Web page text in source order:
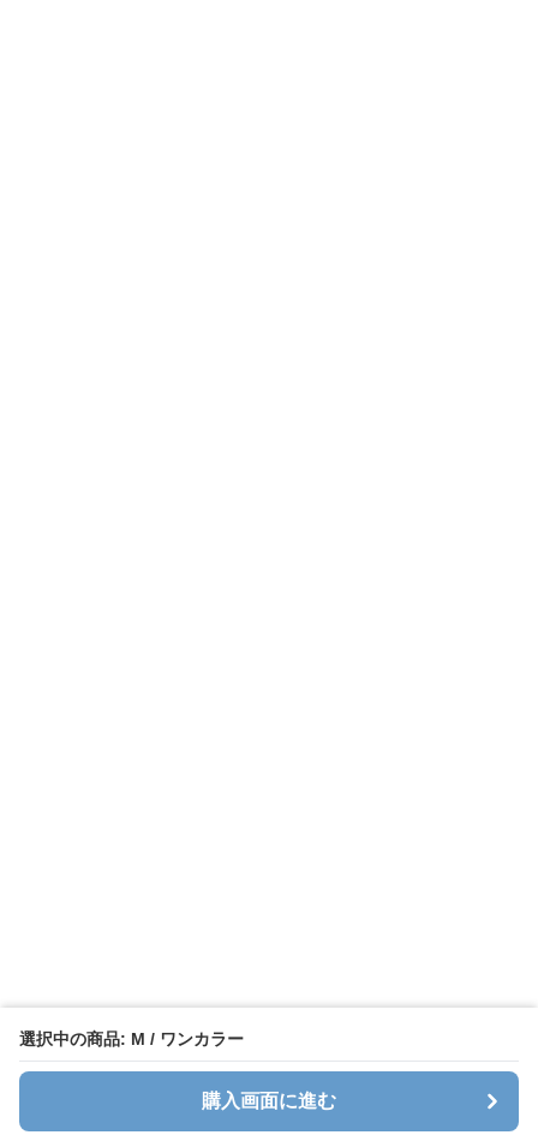
選択中の商品: M / ワンカラー
購入画面に進む